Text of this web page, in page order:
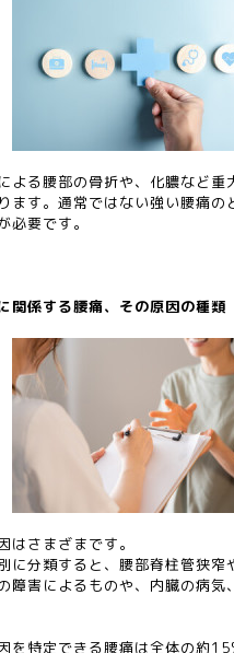
よる腰部の骨折や、化膿など重
ます。通常ではない強い腰痛の
必要です。
関係する腰痛、その原因の種類
はさまざまです。
に分類すると、腰部脊柱管狭窄
障害によるものや、内臓の病気
を特定できる腰痛は全体の約